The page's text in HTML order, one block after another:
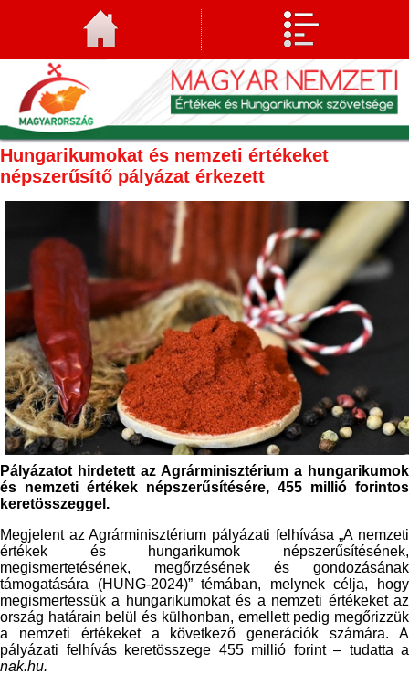
Hungarikumokat és nemzeti értékeket
népszerűsítő pályázat érkezett
Pályázatot hirdetett az Agrárminisztérium a hungarikumok
és nemzeti értékek népszerűsítésére, 455 millió forintos
keretösszeggel.
Megjelent az Agrárminisztérium pályázati felhívása „A nemzeti
értékek és hungarikumok népszerűsítésének,
megismertetésének, megőrzésének és gondozásának
támogatására (HUNG-2024)” témában, melynek célja, hogy
megismertessük a hungarikumokat és a nemzeti értékeket az
ország határain belül és külhonban, emellett pedig megőrizzük
a nemzeti értékeket a következő generációk számára. A
pályázati felhívás keretösszege 455 millió forint – tudatta a
nak.hu.